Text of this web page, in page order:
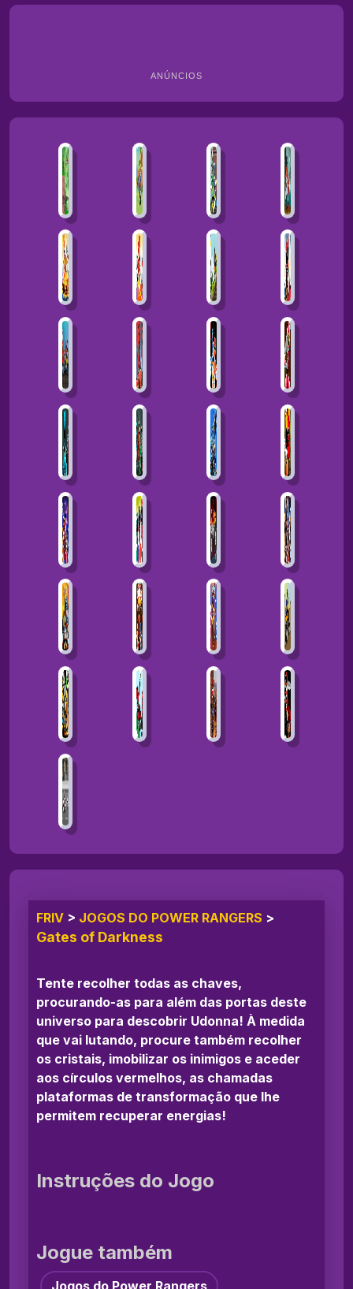
ANÚNCIOS
FRIV > JOGOS DO POWER RANGERS >
Gates of Darkness
Tente recolher todas as chaves,
procurando-as para além das portas deste
universo para descobrir Udonna! À medida
que vai lutando, procure também recolher
os cristais, imobilizar os inimigos e aceder
aos círculos vermelhos, as chamadas
plataformas de transformação que lhe
permitem recuperar energias!
Instruções do Jogo
Jogue também